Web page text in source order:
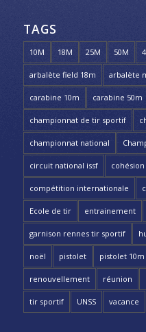
TAGS
10M 18M 25M 50M
arbalète field 18m arbalète
carabine 10m carabine 50m
championnat de tir sportif
championnat national
circuit national issf cohésion
compétition internationale
Ecole de tir entrainement
garnison rennes tir sportif
noël pistolet pistolet 10m
renouvellement réunion
tir sportif UNSS vacance